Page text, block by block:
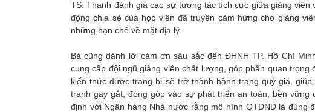
TS. Thanh đánh giá cao sự tương tác tích cực giữa giảng
động chia sẻ của học viên đã truyền cảm hứng cho giảng
những hạn chế về mặt địa lý.
Bà cũng dành lời cảm ơn sâu sắc đến ĐHNH TP. Hồ Chí
cung cấp đội ngũ giảng viên chất lượng, góp phần quan
kiến thức được trang bị sẽ trở thành hành trang quý giá,
tranh gay gắt, đóng góp vào sự phát triển an toàn, bền
định với Ngân hàng Nhà nước rằng mô hình QTDND là